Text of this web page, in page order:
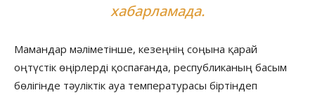
хабарламада.
Мамандар мәліметінше, кезеңнің соңына қарай
оңтүстік өңірлерді қоспағанда, республиканың басым
бөлігінде тәуліктік ауа температурасы біртіндеп